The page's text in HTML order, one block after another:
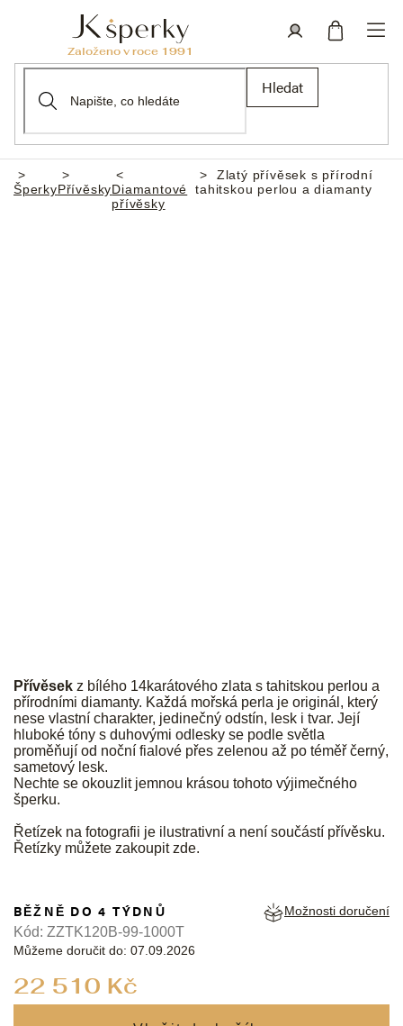
Hledat
Domů
ŠperkyPřívěskyDiamantové
přívěsky
Zlatý přívěsek s přírodní
tahitskou perlou a diamanty
Přívěsek z bílého 14karátového zlata s tahitskou perlou a
přírodními diamanty. Každá mořská perla je originál, který
nese vlastní charakter, jedinečný odstín, lesk i tvar. Její
hluboké tóny s duhovými odlesky se podle světla
proměňují od noční fialové přes zelenou až po téměř černý,
sametový lesk.
Nechte se okouzlit jemnou krásou tohoto výjimečného
šperku.
Řetízek na fotografii je ilustrativní a není součástí přívěsku.
Řetízky můžete zakoupitzde.
22 510 Kč
BĚŽNĚ DO 4 TÝDNŮ
Můžeme doručit do: 07.09.2026
Možnosti doručení
Kód: ZZTK120B-99-1000T